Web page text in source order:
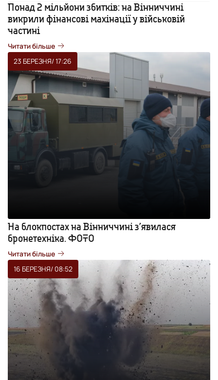
Понад 2 мільйони збитків: на Вінниччині
викрили фінансові махінації у військовій
частині
Читати більше
23 БЕРЕЗНЯ/ 17:26
На блокпостах на Вінниччині з’явилася
бронетехніка. ФОТО
Читати більше
16 БЕРЕЗНЯ/ 08:52